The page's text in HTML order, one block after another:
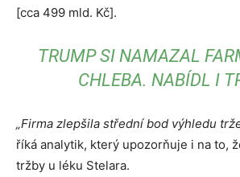
[cca 499 mld. Kč].
TRUMP SI NAMAZAL
CHLEBA. NABÍDL I
„Firma zlepšila střední bod výhledu
říká analytik, který upozorňuje i na to,
tržby u léku Stelara.